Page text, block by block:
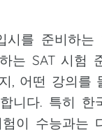
시를 준비하는
는 SAT 시험
, 어떤 강의를
니다. 특히 한
이 수능과는